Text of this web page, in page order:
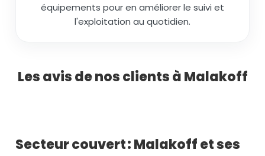
équipements pour en améliorer le suivi et
l'exploitation au quotidien.
Les avis de nos clients à Malakoff
Secteur couvert : Malakoff et ses